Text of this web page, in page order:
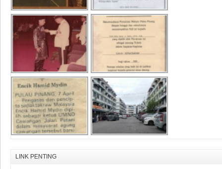
LINK PENTING